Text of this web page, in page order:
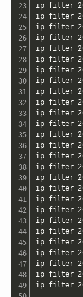
ip filter
ip filter
ip filter
ip filter
ip filter
ip filter
ip filter
ip filter
ip filter
ip filter
ip filter
ip filter
ip filter
ip filter
ip filter
ip filter
ip filter
ip filter
ip filter
ip filter
ip filter
ip filter
ip filter
ip filter
ip filter
ip filter
ip filter